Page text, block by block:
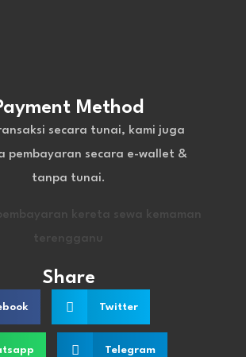
Method
secara tunai, kami juga
pembayaran secara e-wallet &
tanpa tunai.
Share
Twitter
Telegram